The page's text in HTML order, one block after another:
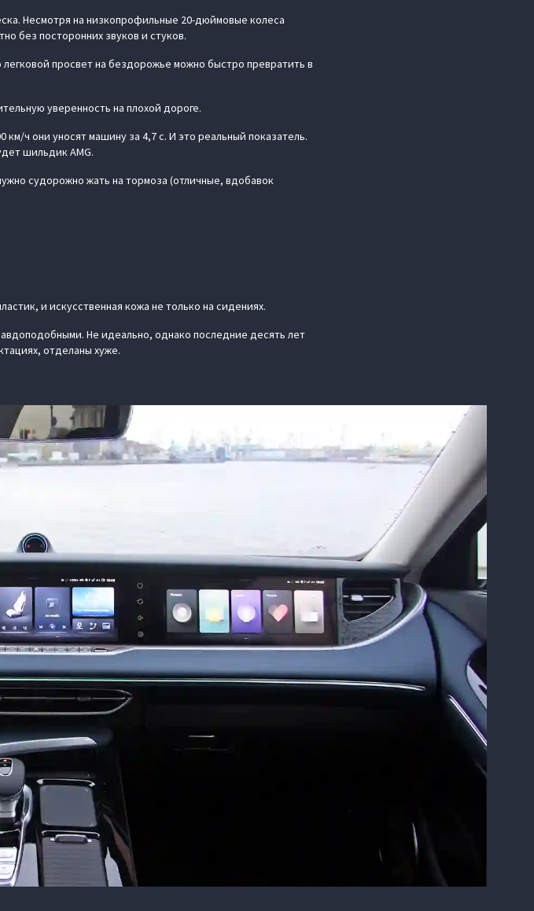
Несмотря на низкопрофильные 20-дюймовые колеса
без посторонних звуков и стуков.
просвет на бездорожье можно быстро превратить в
уверенность на плохой дороге.
ч они уносят машину за 4,7 с. И это реальный показатель.
шильдик AMG.
судорожно жать на тормоза (отличные, вдобавок
и искусственная кожа не только на сидениях.
Не идеально, однако последние десять лет
отделаны хуже.